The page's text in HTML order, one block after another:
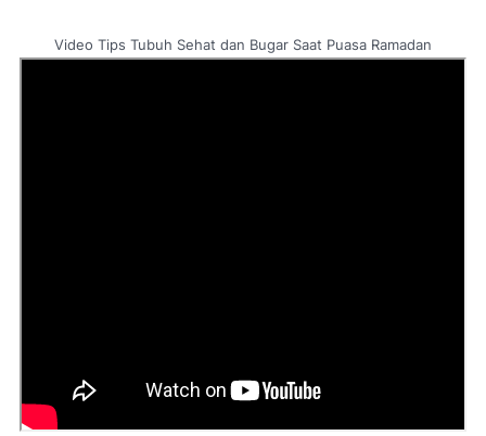
Video Tips Tubuh Sehat dan Bugar Saat Puasa Ramadan